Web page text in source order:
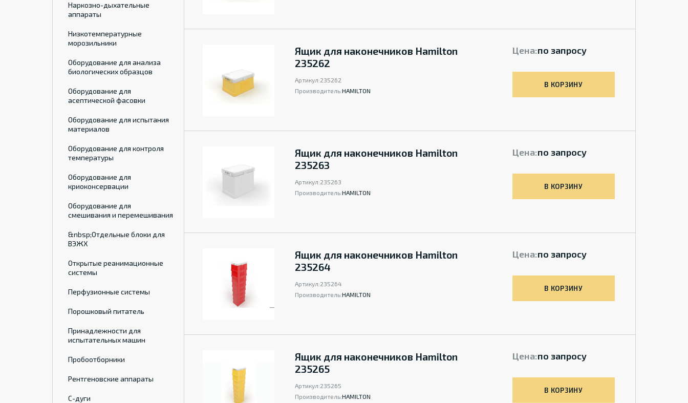
Наркозно-дыхательные
аппараты
Низкотемпературные
морозильники
Оборудование для анализа
биологических образцов
Оборудование для
асептической фасовки
Оборудование для испытания
материалов
Оборудование для контроля
температуры
Оборудование для
криоконсервации
Оборудование для
смешивания и перемешивания
&nbsp;Отдельные блоки для
ВЭЖХ
Открытые реанимационные
системы
Перфузионные системы
Порошковый питатель
Принадлежности для
испытательных машин
Пробоотборники
Рентгеновские аппараты
С-дуги
Ящик для наконечников Hamilton
235262
Артикул:235262
Производитель:HAMILTON
Цена:по запросу
В КОРЗИНУ
Ящик для наконечников Hamilton
235263
Артикул:235263
Производитель:HAMILTON
Цена:по запросу
В КОРЗИНУ
Ящик для наконечников Hamilton
235264
Артикул:235264
Производитель:HAMILTON
Цена:по запросу
В КОРЗИНУ
Ящик для наконечников Hamilton
235265
Артикул:235265
Производитель:HAMILTON
Цена:по запросу
В КОРЗИНУ